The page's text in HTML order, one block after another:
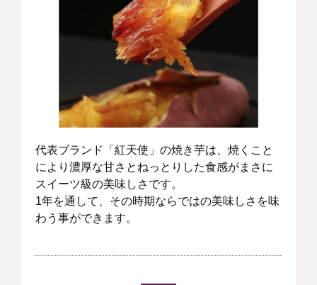
代表ブランド「紅天使」の焼き芋は、焼くこと
により濃厚な甘さとねっとりした食感がまさに
スイーツ級の美味しさです。
1年を通して、その時期ならではの美味しさを味
わう事ができます。